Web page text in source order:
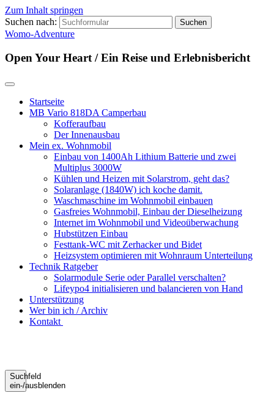
Zum Inhalt springen
Suchen nach:
Womo-Adventure
Open Your Heart / Ein Reise und Erlebnisbericht
Startseite
MB Vario 818DA Camperbau
Kofferaufbau
Der Innenausbau
Mein ex. Wohnmobil
Einbau von 1400Ah Lithium Batterie und zwei
Multiplus 3000W
Kühlen und Heizen mit Solarstrom, geht das?
Solaranlage (1840W) ich koche damit.
Waschmaschine im Wohnmobil einbauen
Gasfreies Wohnmobil, Einbau der Dieselheizung
Internet im Wohnmobil und Videoüberwachung
Hubstützen Einbau
Festtank-WC mit Zerhacker und Bidet
Heizsystem optimieren mit Wohnraum Unterteilung
Technik Ratgeber
Solarmodule Serie oder Parallel verschalten?
Lifeypo4 initialisieren und balancieren von Hand
Unterstützung
Wer bin ich / Archiv
Kontakt
Suchfeld
ein-/ausblenden